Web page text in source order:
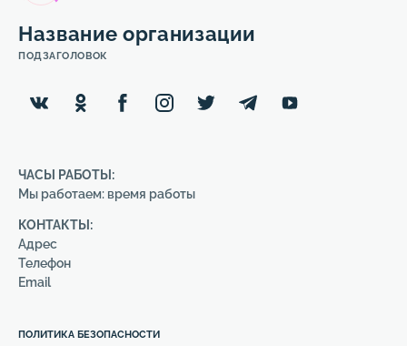
Название организации
ПОДЗАГОЛОВОК
ЧАСЫ РАБОТЫ:
Мы работаем: время работы
КОНТАКТЫ:
Адрес
Телефон
Email
ПОЛИТИКА БЕЗОПАСНОСТИ